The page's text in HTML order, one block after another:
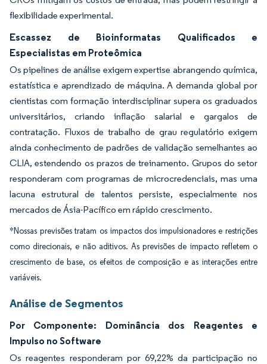
flexibilidade experimental.
Escassez de Bioinformatas Qualificados e
Especialistas em Proteômica
Os pipelines de análise exigem expertise abrangendo química,
estatística e aprendizado de máquina. A demanda global por
cientistas com formação interdisciplinar supera os graduados
universitários, criando inflação salarial e gargalos de
contratação. Fluxos de trabalho de grau regulatório exigem
ainda conhecimento de padrões de validação semelhantes ao
CLIA, estendendo os prazos de treinamento. Grupos do setor
responderam com programas de microcredenciais, mas uma
lacuna estrutural de talentos persiste, especialmente nos
mercados de Ásia-Pacífico em rápido crescimento.
*Nossas previsões tratam os impactos dos impulsionadores e restrições
como direcionais, e não aditivos. As previsões de impacto refletem o
crescimento de base, os efeitos de composição e as interações entre
variáveis.
Análise de Segmentos
Por Componente: Dominância dos Reagentes e
Impulso no Software
Os reagentes responderam por 69,22% da participação no